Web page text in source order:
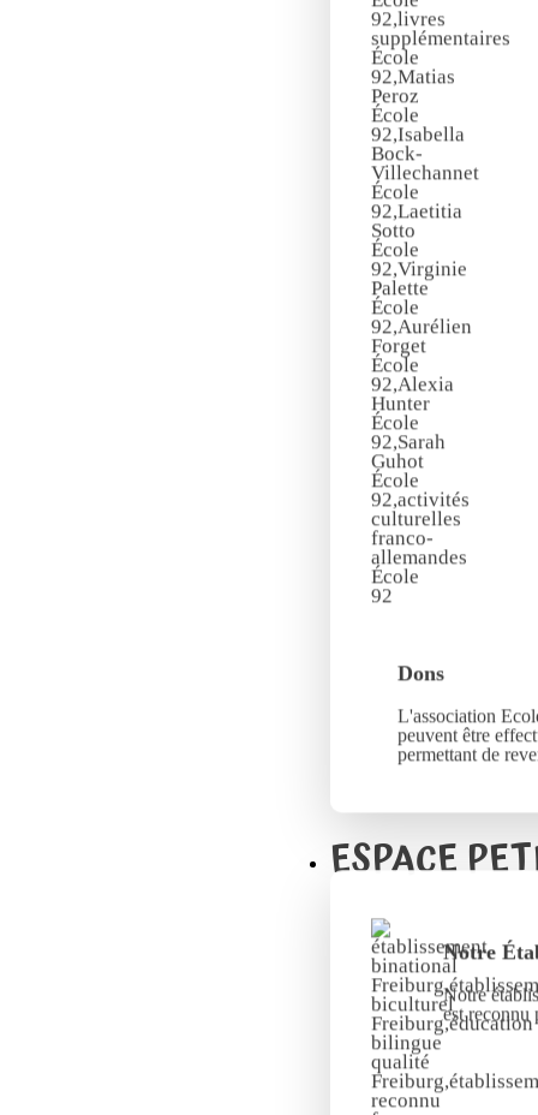
Dons
L'association
peuvent être
permettant de
ESPACE
Notre
Notre
est reconnu